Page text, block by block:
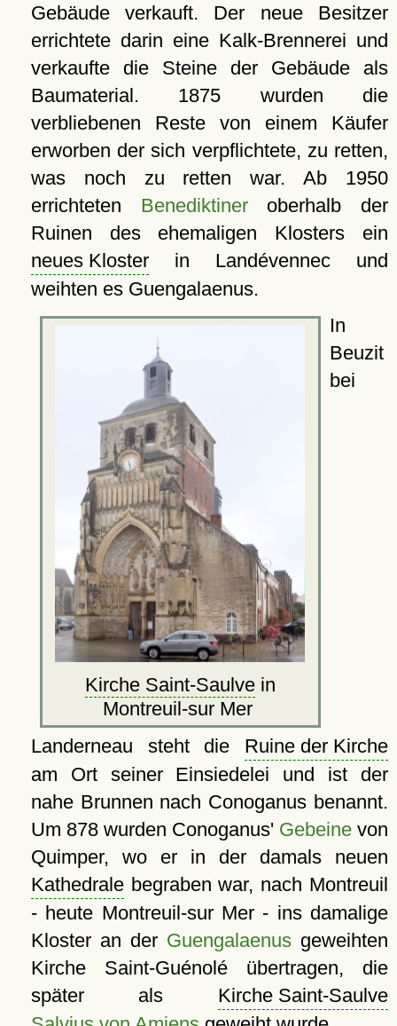
Gebäude verkauft. Der neue Besitzer
errichtete darin eine Kalk-Brennerei und
verkaufte die Steine der Gebäude als
Baumaterial. 1875 wurden die
verbliebenen Reste von einem Käufer
erworben der sich verpflichtete, zu retten,
was noch zu retten war. Ab 1950
errichteten Benediktineroberhalb der
Ruinen des ehemaligen Klosters ein
neues Klosterin Landévennec und
weihten es Guengalaenus.
Kirche Saint-Saulvein
Montreuil-sur Mer
In
Beuzit
bei
Landerneau steht die Ruine der Kirche
am Ort seiner Einsiedelei und ist der
nahe Brunnen nach Conoganus benannt.
Um 878 wurden Conoganus' Gebeinevon
Quimper, wo er in der damals neuen
Kathedralebegraben war, nach Montreuil
- heute Montreuil-sur Mer - ins damalige
Kloster an der Guengalaenusgeweihten
Kirche Saint-Guénolé übertragen, die
später als Kirche Saint-Saulve